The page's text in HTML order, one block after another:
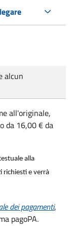
alcun
all'originale,
da 16,00 € da
alla
richiesti e verrà
dei pagamenti,
pagoPA.